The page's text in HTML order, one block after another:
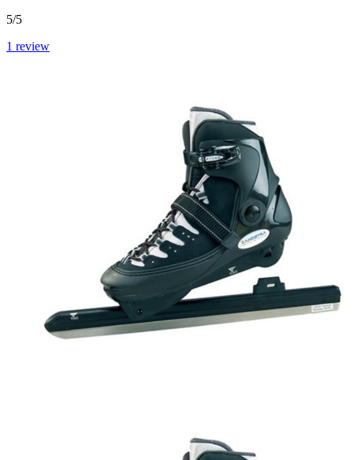
5/5
1 review